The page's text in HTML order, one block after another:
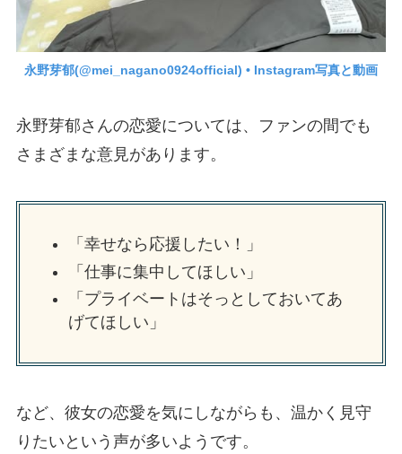
永野芽郁(@mei_nagano0924official) • Instagram写真と動画
永野芽郁さんの恋愛については、ファンの間でも
さまざまな意見があります。
「幸せなら応援したい！」
「仕事に集中してほしい」
「プライベートはそっとしておいてあ
げてほしい」
など、彼女の恋愛を気にしながらも、温かく見守
りたいという声が多いようです。